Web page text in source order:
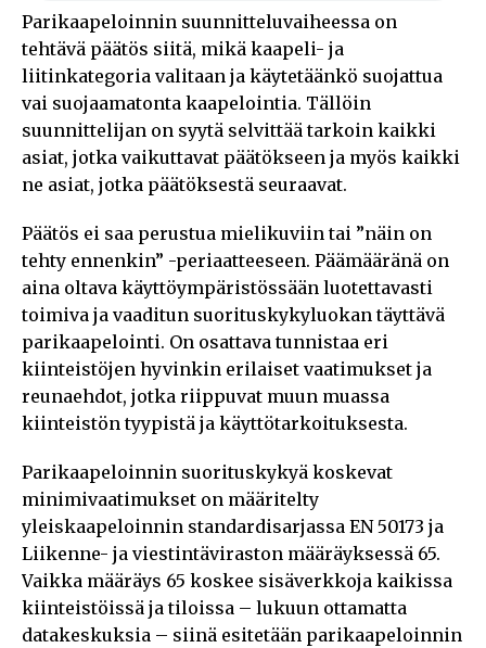
Parikaapeloinnin suunnitteluvaiheessa on
tehtävä päätös siitä, mikä kaapeli- ja
liitinkategoria valitaan ja käytetäänkö suojattua
vai suojaamatonta kaapelointia. Tällöin
suunnittelijan on syytä selvittää tarkoin kaikki
asiat, jotka vaikuttavat päätökseen ja myös kaikki
ne asiat, jotka päätöksestä seuraavat.
Päätös ei saa perustua mielikuviin tai ”näin on
tehty ennenkin” -periaatteeseen. Päämääränä on
aina oltava käyttöympäristössään luotettavasti
toimiva ja vaaditun suorituskykyluokan täyttävä
parikaapelointi. On osattava tunnistaa eri
kiinteistöjen hyvinkin erilaiset vaatimukset ja
reunaehdot, jotka riippuvat muun muassa
kiinteistön tyypistä ja käyttötarkoituksesta.
Parikaapeloinnin suorituskykyä koskevat
minimivaatimukset on määritelty
yleiskaapeloinnin standardisarjassa EN 50173 ja
Liikenne- ja viestintäviraston määräyksessä 65.
Vaikka määräys 65 koskee sisäverkkoja kaikissa
kiinteistöissä ja tiloissa – lukuun ottamatta
datakeskuksia – siinä esitetään parikaapeloinnin